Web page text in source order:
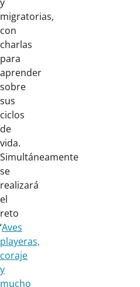
migratorias,
con
charlas
para
aprender
sobre
sus
ciclos
de
vida.
Simultáneamente
se
realizará
el
reto
‘Aves
playeras,
coraje
y
mucho